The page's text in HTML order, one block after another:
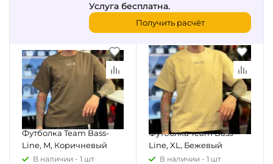
Услуга бесплатна.
Получить расчёт
Футболка Team Bass-
Line, M, Коричневый
В наличии - 1 шт
Футболка Team Bass-
Line, XL, Бежевый
В наличии - 1 шт